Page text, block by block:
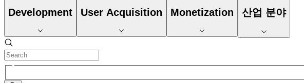
Development User Acquisition Monetization 산업 분야